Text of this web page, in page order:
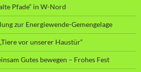
Pfade“ in W-Nord
zur Energiewende-Gemengelage
vor unserer Haustür“
Gutes bewegen – Frohes Fest